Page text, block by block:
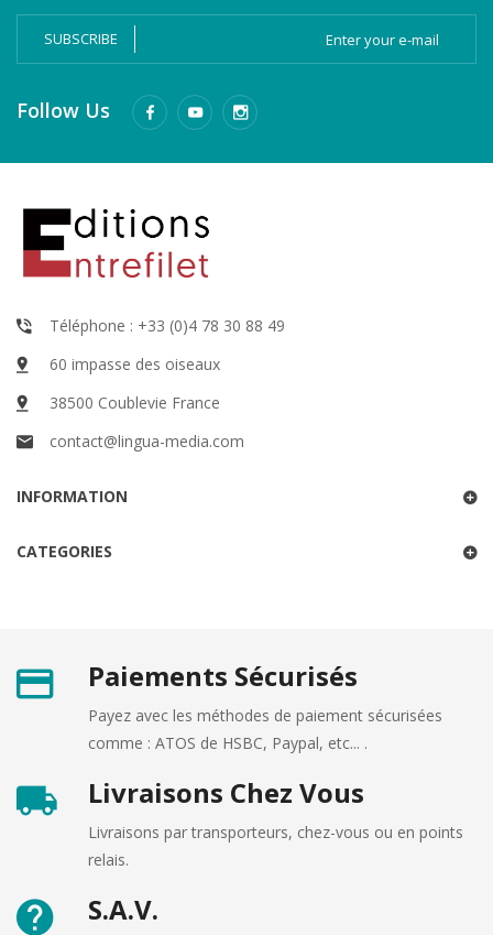
SUBSCRIBE
Follow Us
Téléphone : +33 (0)4 78 30 88 49
60 impasse des oiseaux
38500 Coublevie France
contact@lingua-media.com
INFORMATION
CATEGORIES
Paiements Sécurisés
Payez avec les méthodes de paiement sécurisées
comme : ATOS de HSBC, Paypal, etc... .
Livraisons Chez Vous
Livraisons par transporteurs, chez-vous ou en points
relais.
S.A.V.